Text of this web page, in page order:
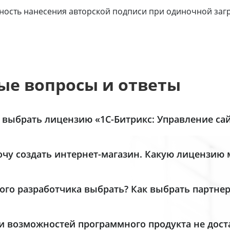
нанесения авторской подписи при одиночной
вопросы и ответы
выбрать лицензию «1С-Битрикс: Управление
«1С-Битрикс: Управление сайтом» включает 5
создать интернет-магазин. Какую лицензию
того, специально для самых функциональных
разработчика выбрать? Как выбрать
от ваших задач и требований. Мы предлагаем
возможностей программного продукта не